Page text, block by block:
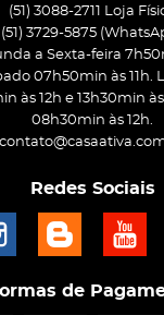
(51) 3088-2711 Loja
(51) 3729-5875
a Sexta-feira
07h50min às 11h.
às 12h e 13h30min
08h30min às 12h.
Redes Sociais
de